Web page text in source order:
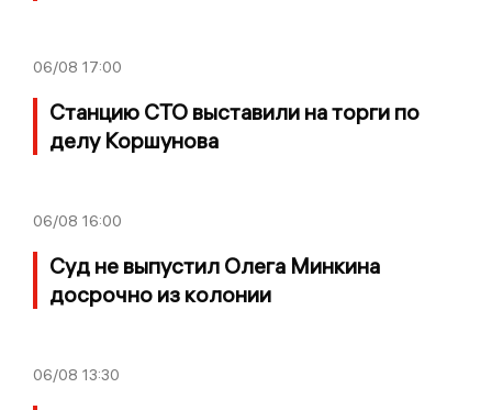
06/08 17:00
Станцию СТО выставили на торги по
делу Коршунова
06/08 16:00
Суд не выпустил Олега Минкина
досрочно из колонии
06/08 13:30